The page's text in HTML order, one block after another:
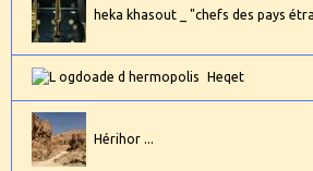
heka khasout _ "chefs des pays
Heqet
Hérihor ...